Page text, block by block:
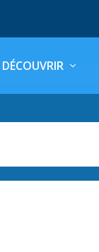
DÉCOUVRIR